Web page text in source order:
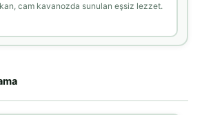
cam kavanozda sunulan eşsiz lezzet.